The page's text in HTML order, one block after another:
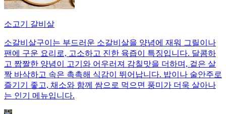
소고기 갈비살
소갈비살구이는 부드러운 소갈비살을 양념에 재워 그릴이나
팬에 구운 요리로, 고소하고 진한 육즙이 특징입니다. 달콤하
고 짭짤한 양념이 고기와 어우러져 감칠맛을 더하며, 겉은 살
짝 바삭하고 속은 촉촉해 식감이 뛰어납니다. 밥이나 술안주로
즐기기 좋고, 채소와 함께 쌈으로 먹으면 풍미가 더욱 살아나
는 인기 메뉴입니다.